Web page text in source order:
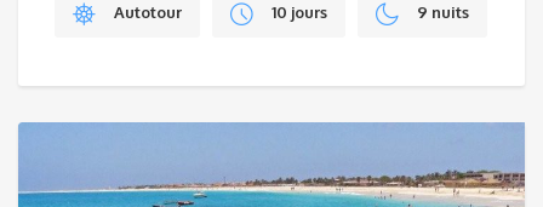
Autotour 10 jours 9 nuits